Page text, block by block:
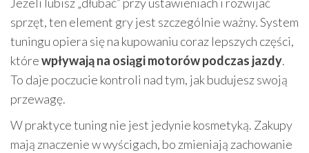
sprzęt, ten element gry jest szczególnie ważny. System
tuningu opiera się na kupowaniu coraz lepszych części,
którewpływają na osiągi motorów podczas jazdy.
To daje poczucie kontroli nad tym, jak budujesz swoją
przewagę.
W praktyce tuning nie jest jedynie kosmetyką. Zakupy
mają znaczenie w wyścigach, bo zmieniają zachowanie